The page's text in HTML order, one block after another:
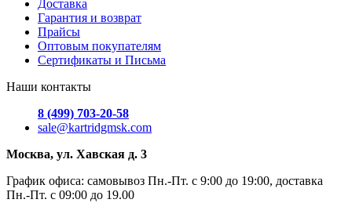
Доставка
Гарантия и возврат
Прайсы
Оптовым покупателям
Сертификаты и Письма
Наши контакты
8 (499) 703-20-58
sale@kartridgmsk.com
Москва, ул. Хавская д. 3
График офиса: самовывоз Пн.-Пт. с 9:00 до 19:00, доставка
Пн.-Пт. с 09:00 до 19.00